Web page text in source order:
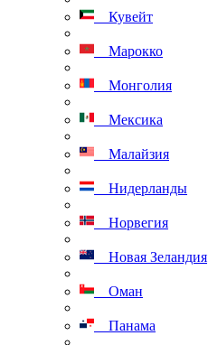
Кувейт
Марокко
Монголия
Мексика
Малайзия
Нидерланды
Норвегия
Новая Зеландия
Оман
Панама